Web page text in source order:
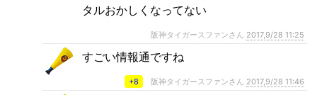
タルおかしくなってない
阪神タイガースファンさん 2017,9/28 11:25
すごい情報通ですね
+8 阪神タイガースファンさん 2017,9/28 11:46